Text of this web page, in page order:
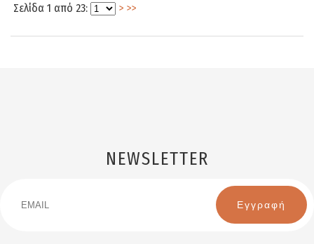
Σελίδα 1 από 23: > >>
NEWSLETTER